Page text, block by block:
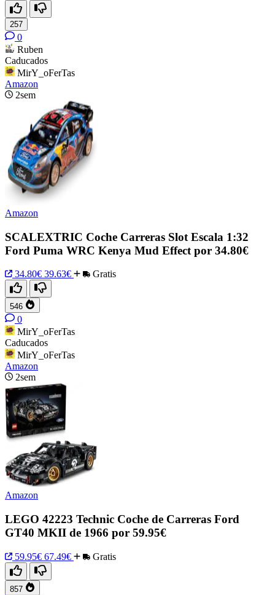
257
0
Ruben
Caducados
MirY_oFerTas
Amazon
2sem
Amazon
SCALEXTRIC Coche Carreras Slot Escala 1:32
Ford Puma WRC Kenya Mud Effect por 34.80€
34.80€ 39.63€ Gratis
546
0
MirY_oFerTas
Caducados
MirY_oFerTas
Amazon
2sem
Amazon
LEGO 42223 Technic Coche de Carreras Ford
GT40 MKII de 1966 por 59.95€
59.95€ 67.49€ Gratis
857